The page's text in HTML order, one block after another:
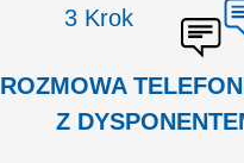
Krok
ROZMOWA
Z